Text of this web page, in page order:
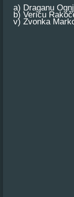
a) Draganu
b) Vericu
v) Zvonka